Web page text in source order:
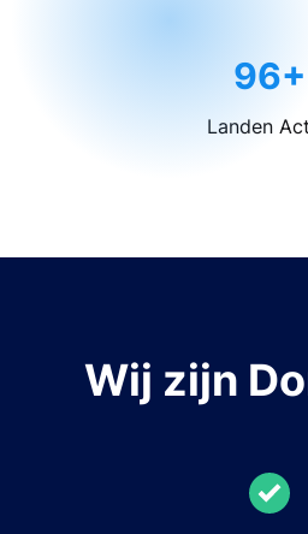
96+
Landen
Wij zijn